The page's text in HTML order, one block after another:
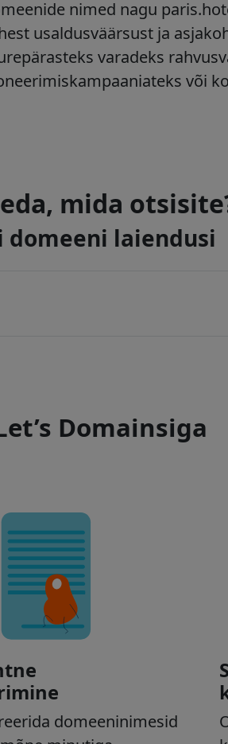
nimed nagu
usaldusväärsust ja
varadeks
või
mida
domeeni laiendusi